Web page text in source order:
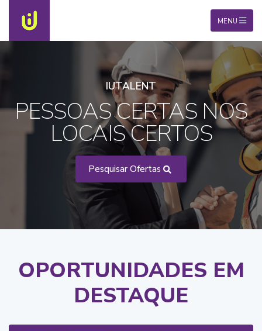
MENU
IUTALENT
PESSOAS CERTAS NOS
LOCAIS CERTOS
Pesquisar Ofertas
OPORTUNIDADES EM
DESTAQUE